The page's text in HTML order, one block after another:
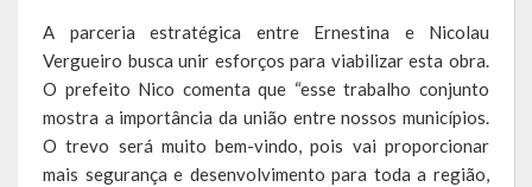
Conselhos Municipais
Regulamentos
Editais
A parceria estratégica entre Ernestina e Nicolau
Vergueiro busca unir esforços para viabilizar esta obra.
O prefeito Nico comenta que “esse trabalho conjunto
mostra a importância da união entre nossos municípios.
O trevo será muito bem-vindo, pois vai proporcionar
mais segurança e desenvolvimento para toda a região,